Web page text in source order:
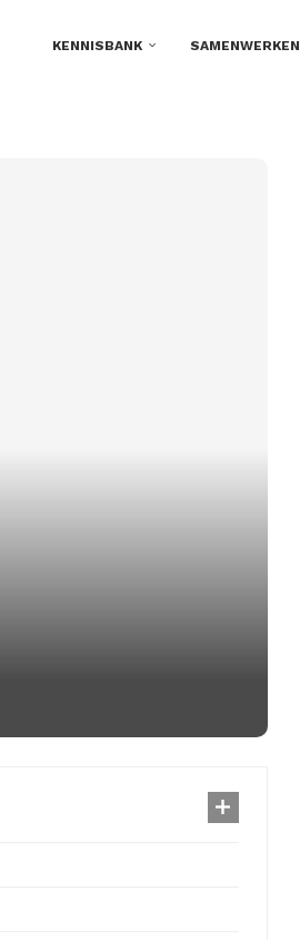
KENNISBANK SAMENWERKEN